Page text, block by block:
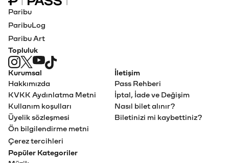
Paribu Pass Ana Sayfa
Paribu
ParibuLog
Paribu Art
Topluluk
Kurumsal
Hakkımızda
KVKK Aydınlatma Metni
Kullanım koşulları
Üyelik sözleşmesi
Ön bilgilendirme metni
Çerez tercihleri
İletişim
Pass Rehberi
İptal, İade ve Değişim
Nasıl bilet alınır?
Biletinizi mi kaybettiniz?
Popüler Kategoriler